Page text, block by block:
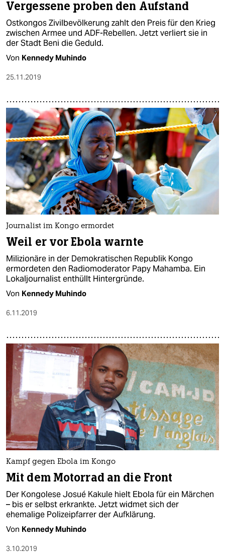
Vergessene proben den Aufstand
Ostkongos Zivilbevölkerung zahlt den Preis für den Krieg
zwischen Armee und ADF-Rebellen. Jetzt verliert sie in
der Stadt Beni die Geduld.
Von Kennedy Muhindo
25.11.2019
Journalist im Kongo ermordet
Weil er vor Ebola warnte
Milizionäre in der Demokratischen Republik Kongo
ermordeten den Radiomoderator Papy Mahamba. Ein
Lokaljournalist enthüllt Hintergründe.
Von Kennedy Muhindo
6.11.2019
Kampf gegen Ebola im Kongo
Mit dem Motorrad an die Front
Der Kongolese Josué Kakule hielt Ebola für ein Märchen
– bis er selbst erkrankte. Jetzt widmet sich der
ehemalige Polizeipfarrer der Aufklärung.
Von Kennedy Muhindo
3.10.2019